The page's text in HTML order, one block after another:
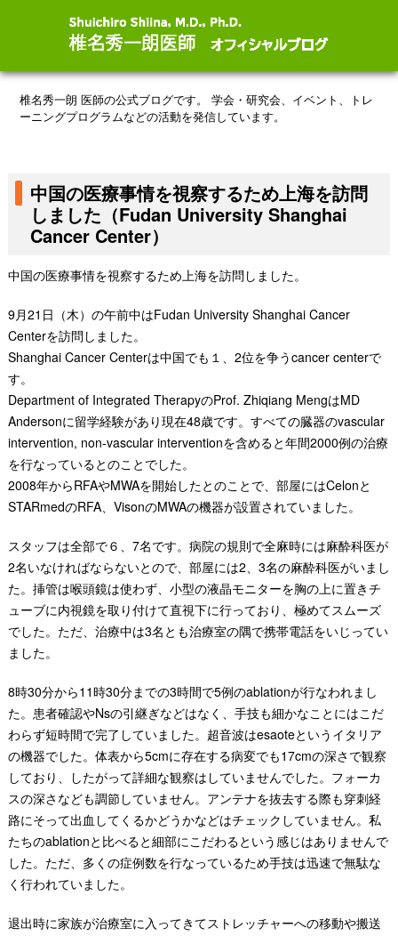
椎名秀一朗 医師の公式ブログです。
学会・研究会、イベント、トレ
ーニングプログラムなどの活動を発信しています。
中国の医療事情を視察するため上海を訪問
しました（Fudan University Shanghai
Cancer Center）
中国の医療事情を視察するため上海を訪問しました。
9月21日（木）の午前中はFudan University Shanghai Cancer
Centerを訪問しました。
Shanghai Cancer Centerは中国でも１、2位を争うcancer centerで
す。
Department of Integrated TherapyのProf. Zhiqiang MengはMD
Andersonに留学経験があり現在48歳です。すべての臓器のvascular
intervention, non-vascular interventionを含めると年間2000例の治療
を行なっているとのことでした。
2008年からRFAやMWAを開始したとのことで、部屋にはCelonと
STARmedのRFA、VisonのMWAの機器が設置されていました。
スタッフは全部で６、7名です。病院の規則で全麻時には麻酔科医が
2名いなければならないとので、部屋には2、3名の麻酔科医がいまし
た。挿管は喉頭鏡は使わず、小型の液晶モニターを胸の上に置きチ
ューブに内視鏡を取り付けて直視下に行っており、極めてスムーズ
でした。ただ、治療中は3名とも治療室の隅で携帯電話をいじってい
ました。
8時30分から11時30分までの3時間で5例のablationが行なわれまし
た。患者確認やNsの引継ぎなどはなく、手技も細かなことにはこだ
わらず短時間で完了していました。超音波はesaoteというイタリア
の機器でした。体表から5cmに存在する病変でも17cmの深さで観察
しており、したがって詳細な観察はしていませんでした。フォーカ
スの深さなども調節していません。アンテナを抜去する際も穿刺経
路にそって出血してくるかどうかなどはチェックしていません。私
たちのablationと比べると細部にこだわるという感じはありませんで
した。ただ、多くの症例数を行なっているため手技は迅速で無駄な
く行われていました。
退出時に家族が治療室に入ってきてストレッチャーへの移動や搬送